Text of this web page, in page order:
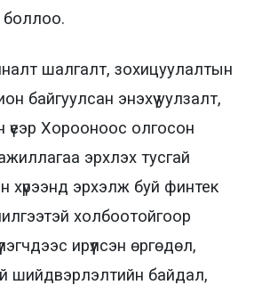
боллоо.
шалгалт, зохицуулалтын
байгуулсан энэхүү уулзалт,
үеэр Хорооноос олгосон
эрхлэх тусгай
хүрээнд эрхэлж буй финтек
холбоотойгоор
ирүүлсэн өргөдөл,
шийдвэрлэлтийн байдал,